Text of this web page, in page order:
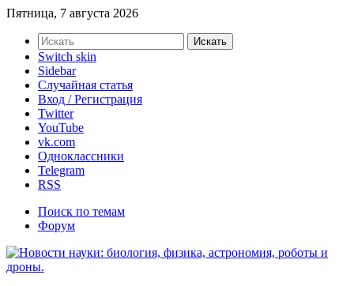
Пятница, 7 августа 2026
Искать
Switch skin
Sidebar
Случайная статья
Вход / Регистрация
Twitter
YouTube
vk.com
Одноклассники
Telegram
RSS
Поиск по темам
Форум